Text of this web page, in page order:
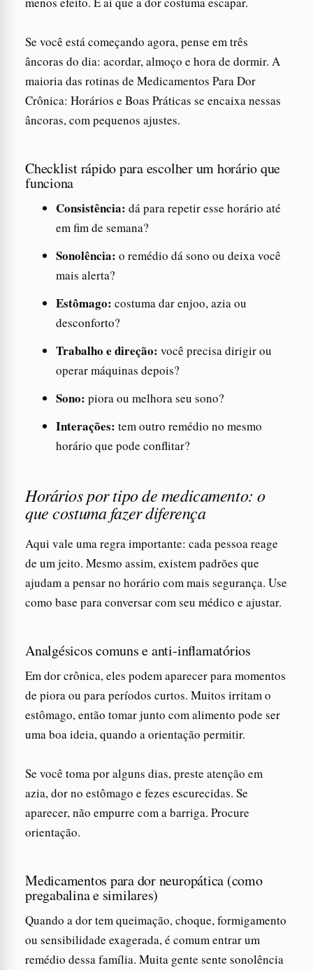
Se você está começando agora, pense em três
âncoras do dia: acordar, almoço e hora de dormir. A
maioria das rotinas de Medicamentos Para Dor
Crônica: Horários e Boas Práticas se encaixa nessas
âncoras, com pequenos ajustes.
Checklist rápido para escolher um horário que
funciona
Consistência: dá para repetir esse horário até
em fim de semana?
Sonolência: o remédio dá sono ou deixa você
mais alerta?
Estômago: costuma dar enjoo, azia ou
desconforto?
Trabalho e direção: você precisa dirigir ou
operar máquinas depois?
Sono: piora ou melhora seu sono?
Interações: tem outro remédio no mesmo
horário que pode conflitar?
Horários por tipo de medicamento: o
que costuma fazer diferença
Aqui vale uma regra importante: cada pessoa reage
de um jeito. Mesmo assim, existem padrões que
ajudam a pensar no horário com mais segurança. Use
como base para conversar com seu médico e ajustar.
Analgésicos comuns e anti-inflamatórios
Em dor crônica, eles podem aparecer para momentos
de piora ou para períodos curtos. Muitos irritam o
estômago, então tomar junto com alimento pode ser
uma boa ideia, quando a orientação permitir.
Se você toma por alguns dias, preste atenção em
azia, dor no estômago e fezes escurecidas. Se
aparecer, não empurre com a barriga. Procure
orientação.
Medicamentos para dor neuropática (como
pregabalina e similares)
Quando a dor tem queimação, choque, formigamento
ou sensibilidade exagerada, é comum entrar um
remédio dessa família. Muita gente sente sonolência